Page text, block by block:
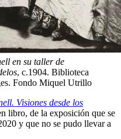
en su taller de
, c.1904. Biblioteca
Fondo Miquel Utrillo
Visiones desde los
libro, de la exposición que se
y que no se pudo llevar a